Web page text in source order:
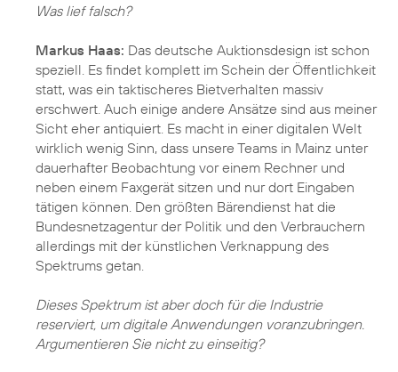
Was lief falsch?
Markus Haas: Das deutsche Auktionsdesign ist schon
speziell. Es findet komplett im Schein der Öffentlichkeit
statt, was ein taktischeres Bietverhalten massiv
erschwert. Auch einige andere Ansätze sind aus meiner
Sicht eher antiquiert. Es macht in einer digitalen Welt
wirklich wenig Sinn, dass unsere Teams in Mainz unter
dauerhafter Beobachtung vor einem Rechner und
neben einem Faxgerät sitzen und nur dort Eingaben
tätigen können. Den größten Bärendienst hat die
Bundesnetzagentur der Politik und den Verbrauchern
allerdings mit der künstlichen Verknappung des
Spektrums getan.
Dieses Spektrum ist aber doch für die Industrie
reserviert, um digitale Anwendungen voranzubringen.
Argumentieren Sie nicht zu einseitig?